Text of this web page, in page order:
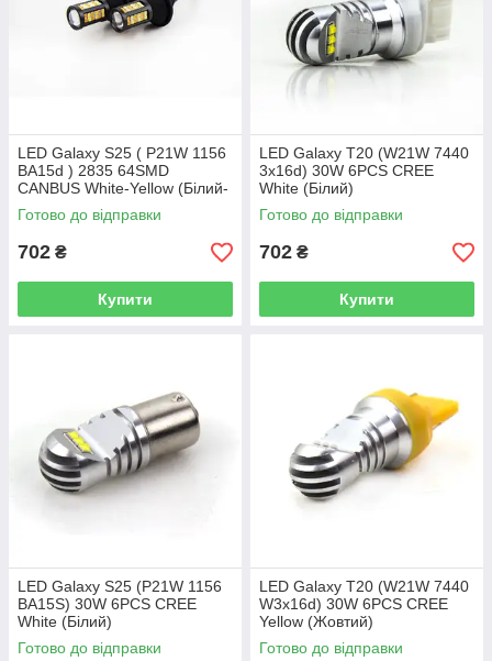
LED Galaxy S25 ( P21W 1156
BA15d ) 2835 64SMD
CANBUS White-Yellow (Білий-
Жовтий)
Готово до відправки
702 ₴
Купити
LED Galaxy T20 (W21W 7440
3x16d) 30W 6PCS CREE
White (Білий)
Готово до відправки
702 ₴
Купити
LED Galaxy S25 (P21W 1156
BA15S) 30W 6PCS CREE
White (Білий)
Готово до відправки
LED Galaxy T20 (W21W 7440
W3x16d) 30W 6PCS CREE
Yellow (Жовтий)
Готово до відправки